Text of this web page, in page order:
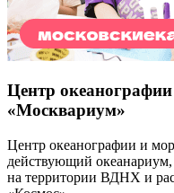
Центр
«Москвариум»
Центр океанографии и
действующий
на территории ВДНХ и